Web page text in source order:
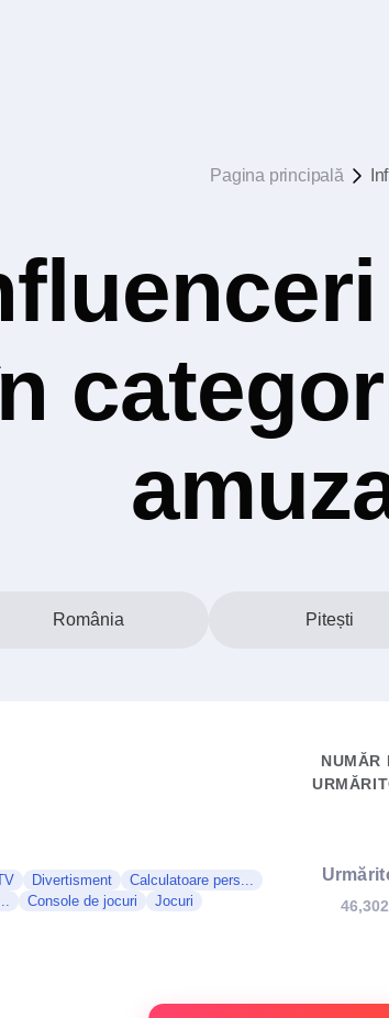
Pagina principală
România Pitești
NUMĂR
Divertisment
Calculatoare pers...
Console de jocuri Jocuri 46,302